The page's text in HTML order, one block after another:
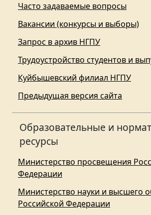
Часто задаваемые вопросы
Вакансии (конкурсы и выборы)
Запрос в архив НГПУ
Трудоустройство студентов и
Куйбышевский филиал НГПУ
Предыдущая версия сайта
Образовательные и
ресурсы
Министерство просвещения
Федерации
Министерство науки и высшего
Российской Федерации